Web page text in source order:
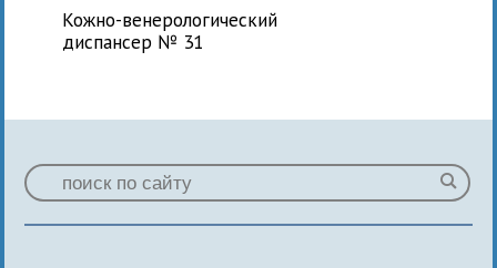
Кожно-венерологический
диспансер № 31